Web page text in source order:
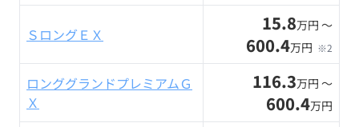
ＳロングＥＸ 15.8万円 〜
600.4万円 ※2
ロンググランドプレミアムＧ
Ｘ
116.3万円 〜
600.4万円